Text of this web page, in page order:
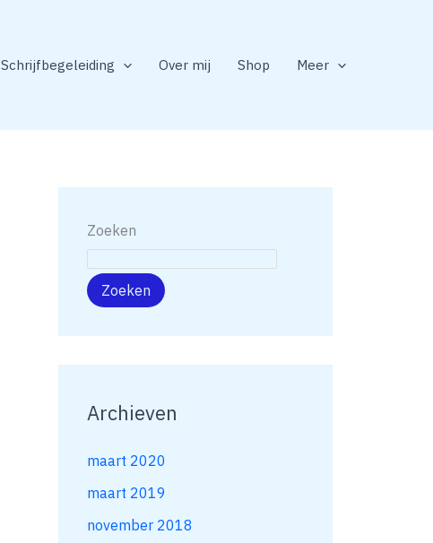
Schrijfbegeleiding Over mij Shop Meer
Zoeken
Zoeken
Archieven
maart 2020
maart 2019
november 2018